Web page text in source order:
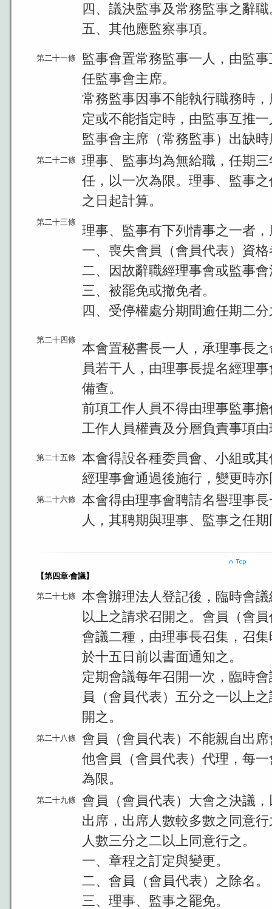
四、議決監事及常務監事之辭職
五、其他應監察事項。
第二十一條
監事會置常務監事一人，由監
任監事會主席。
常務監事因事不能執行職務時
定或不能指定時，由監事互推
監事會主席（常務監事）出缺
第二十二條
理事、監事均為無給職，任期
任，以一次為限。理事、監事
之日起計算。
第二十三條
理事、監事有下列情事之一者
一、喪失會員（會員代表）資
二、因故辭職經理事會或監事
三、被罷免或撤免者。
四、受停權處分期間逾任期二
第二十四條
本會置秘書長一人，承理事長
員若干人，由理事長提名經理
備查。
前項工作人員不得由理事監事擔
工作人員權責及分層負責事項
第二十五條
本會得設各種委員會、小組或
經理事會通過後施行，變更時亦
第二十六條
本會得由理事會聘請名譽理事
人，其聘期與理事、監事之任
【第四章‧會議】
第二十七條
本會辦理法人登記後，臨時會
以上之請求召開之。會員（會
會議二種，由理事長召集，召
於十五日前以書面通知之。
定期會議每年召開一次，臨時
員（會員代表）五分之一以上
開之。
第二十八條
會員（會員代表）不能親自出
他會員（會員代表）代理，每
為限。
第二十九條
會員（會員代表）大會之決議
出席，出席人數較多數之同意
人數三分之二以上同意行之。
一、章程之訂定與變更。
二、會員（會員代表）之除名。
三、理事、監事之罷免。